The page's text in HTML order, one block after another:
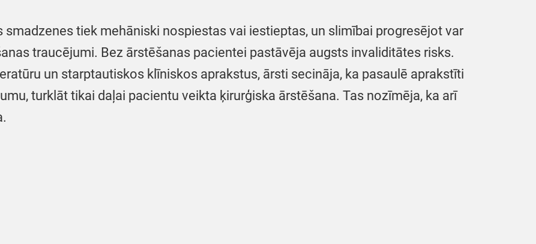
tiek mehāniski nospiestas vai iestieptas, un slimībai progresējot var
traucējumi. Bez ārstēšanas pacientei pastāvēja augsts invaliditātes risks.
un starptautiskos klīniskos aprakstus, ārsti secināja, ka pasaulē aprakstīti
turklāt tikai daļai pacientu veikta ķirurģiska ārstēšana. Tas nozīmēja, ka arī